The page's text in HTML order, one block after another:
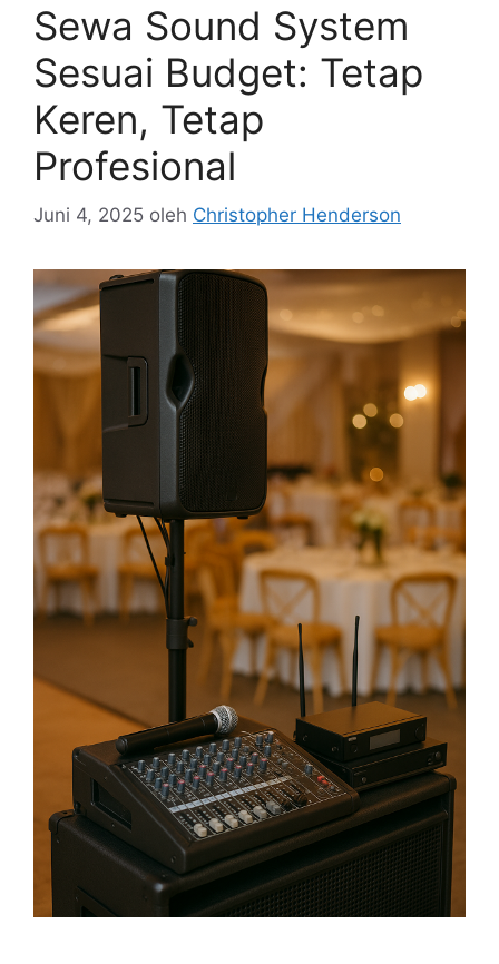
Sewa Sound System
Sesuai Budget: Tetap
Keren, Tetap
Profesional
Juni 4, 2025 oleh Christopher Henderson